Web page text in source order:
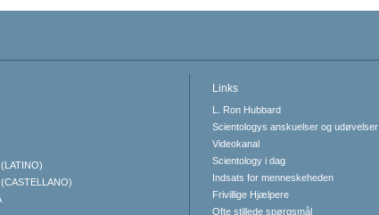
Links
L. Ron Hubbard
Scientologys anskuelser og udøvelser
Videokanal
Scientology i dag
Indsats for menneskeheden
Frivillige Hjælpere
Ofte stillede spørgsmål